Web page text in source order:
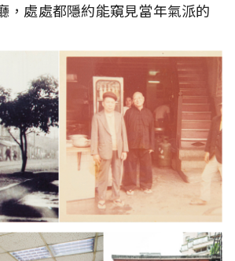
，處處都隱約能窺見當年氣派的